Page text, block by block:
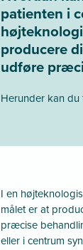
patienten i
producere
udføre
Herunder kan du
I en
målet er at
præcise
eller i centrum